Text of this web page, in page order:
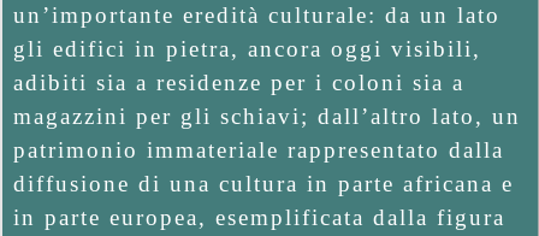
un’importante eredità culturale: da un lato
gli edifici in pietra, ancora oggi visibili,
adibiti sia a residenze per i coloni sia a
magazzini per gli schiavi; dall’altro lato, un
patrimonio immateriale rappresentato dalla
diffusione di una cultura in parte africana e
in parte europea, esemplificata dalla figura